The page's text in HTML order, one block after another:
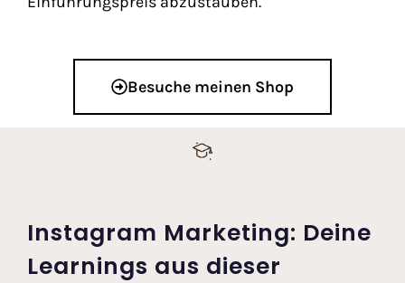
Besuche meinen Shop
Instagram Marketing: Deine
Learnings aus dieser